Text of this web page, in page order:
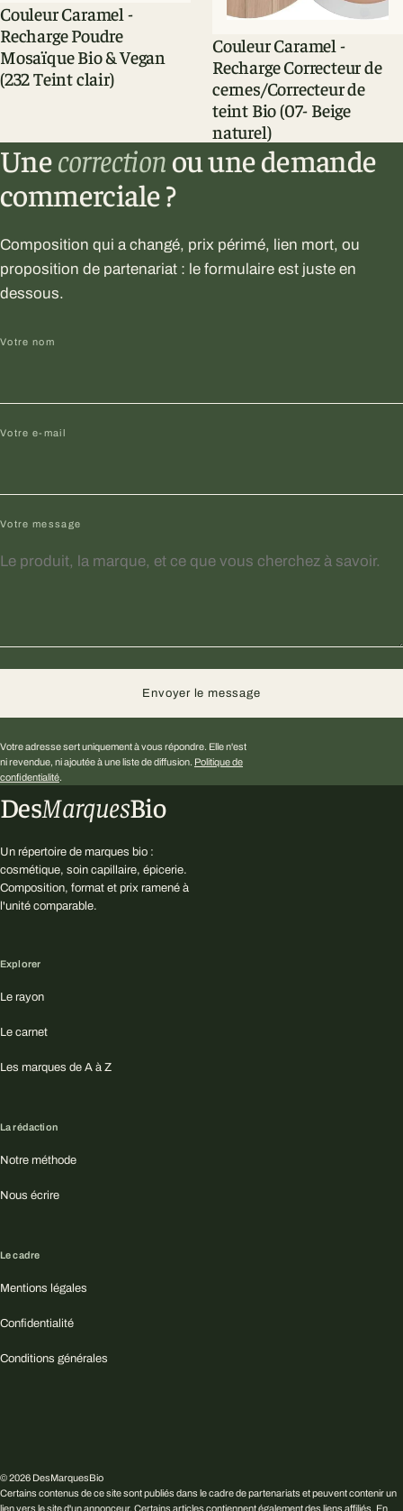
Couleur Caramel -
Recharge Poudre
Mosaïque Bio & Vegan
(232 Teint clair)
Couleur Caramel -
Recharge Correcteur de
cernes/Correcteur de
teint Bio (07- Beige
naturel)
Unecorrectionou une demande
commerciale ?
Composition qui a changé, prix périmé, lien mort, ou
proposition de partenariat : le formulaire est juste en
dessous.
Votre nom
Votre e-mail
Votre message
Envoyer le message
Votre adresse sert uniquement à vous répondre. Elle n'est
ni revendue, ni ajoutée à une liste de diffusion. Politique de
confidentialité.
DesMarquesBio
Un répertoire de marques bio :
cosmétique, soin capillaire, épicerie.
Composition, format et prix ramené à
l'unité comparable.
Explorer
Le rayon
Le carnet
Les marques de A à Z
La rédaction
Notre méthode
Nous écrire
Le cadre
Mentions légales
Confidentialité
Conditions générales
© 2026 DesMarquesBio
Certains contenus de ce site sont publiés dans le cadre de partenariats et peuvent contenir un
lien vers le site d'un annonceur. Certains articles contiennent également des liens affiliés. En